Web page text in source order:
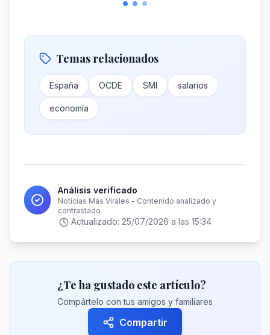
Temas relacionados
España OCDE SMI salarios
economía
Análisis verificado
Noticias Más Virales - Contenido analizado y
contrastado
Actualizado: 25/07/2026 a las 15:34
¿Te ha gustado este artículo?
Compártelo con tus amigos y familiares
Compartir